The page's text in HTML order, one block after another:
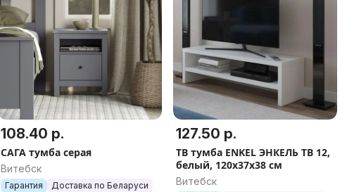
108.40 р.
САГА тумба серая
Витебск
Гарантия Доставка по Беларуси
127.50 р.
ТВ тумба ENKEL ЭНКЕЛЬ ТВ 12,
белый, 120х37х38 см
Витебск